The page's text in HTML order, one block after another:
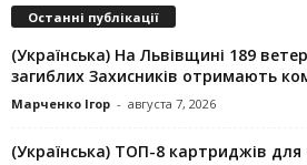
Останні публікації
(Українська) На Львівщині 189
загиблих Захисників отримають
Марченко Ігор - августа 7, 2026
(Українська) ТОП-8 картриджів для